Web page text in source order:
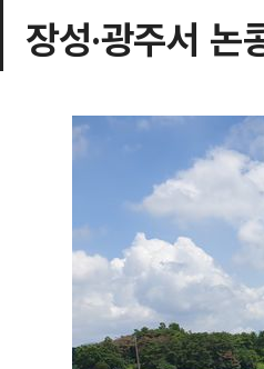
장성·광주서